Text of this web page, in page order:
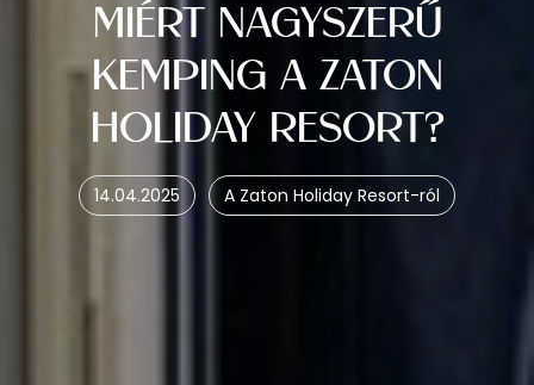
MIÉRT NAGYSZERŰ
KEMPING A ZATON
HOLIDAY RESORT?
14.04.2025 A Zaton Holiday Resort-ról